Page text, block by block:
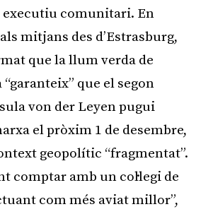
executiu comunitari. En
mitjans des d’Estrasburg,
que la llum verda de
que el segon
von der Leyen pugui
el pròxim 1 de desembre,
geopolític “fragmentat”.
comptar amb un col·legi de
com més aviat millor”,